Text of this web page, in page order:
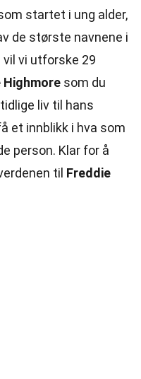
startet i ung alder,
de største navnene i
vil vi utforske 29
Highmore som du
liv til hans
et innblikk i hva som
person. Klar for å
til Freddie